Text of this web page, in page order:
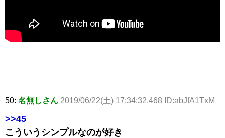
50: 名無しさん 2019/06/22(土) 17:34:32.468 ID:abJfA1TxM
>>45
こういうシンプルなのが好き